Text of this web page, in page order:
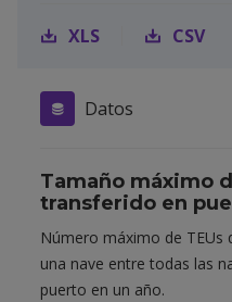
XLS CSV
Datos
Tamaño máximo
transferido en
Número máximo de
una nave entre todas las
puerto en un año.